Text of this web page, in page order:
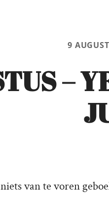
9
–
van te voren